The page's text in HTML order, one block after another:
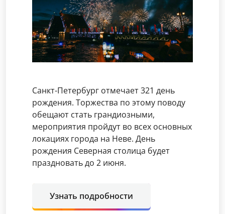
Санкт-Петербург отмечает 321 день
рождения. Торжества по этому поводу
обещают стать грандиозными,
мероприятия пройдут во всех основных
локациях города на Неве. День
рождения Северная столица будет
праздновать до 2 июня.
Узнать подробности